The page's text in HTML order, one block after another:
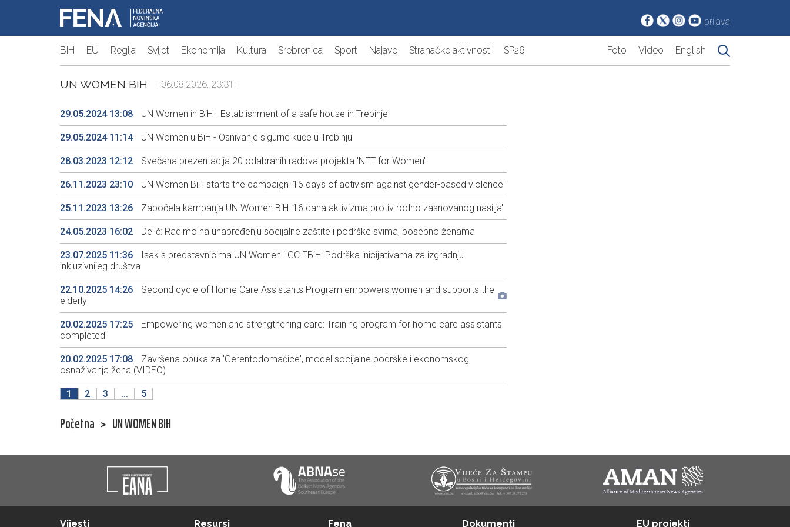
prijava
BiH EU Regija Svijet Ekonomija Kultura Srebrenica Sport Najave Stranačke aktivnosti SP26 Foto Video English
UN WOMEN BIH | 06.08.2026. 23:31 |
29.05.2024 13:08 UN Women in BiH - Establishment of a safe house in Trebinje
29.05.2024 11:14 UN Women u BiH - Osnivanje sigurne kuće u Trebinju
28.03.2023 12:12 Svečana prezentacija 20 odabranih radova projekta 'NFT for Women'
26.11.2023 23:10 UN Women BiH starts the campaign '16 days of activism against gender-based violence'
25.11.2023 13:26 Započela kampanja UN Women BiH '16 dana aktivizma protiv rodno zasnovanog nasilja'
24.05.2023 16:02 Delić: Radimo na unapređenju socijalne zaštite i podrške svima, posebno ženama
23.07.2025 11:36
Isak s predstavnicima UN Women i GC FBiH: Podrška inicijativama za izgradnju
inkluzivnijeg društva
22.10.2025 14:26
Second cycle of Home Care Assistants Program empowers women and supports the
elderly
20.02.2025 17:25
Empowering women and strengthening care: Training program for home care assistants
completed
20.02.2025 17:08
Završena obuka za 'Gerentodomaćice', model socijalne podrške i ekonomskog
osnaživanja žena (VIDEO)
1 2 3 ... 5
Početna > UN WOMEN BIH
Vijesti Resursi Fena Dokumenti EU projekti